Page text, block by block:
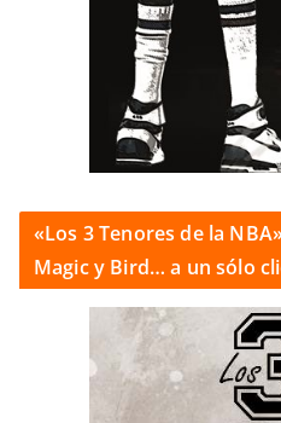
«Los 3 Tenores de la
Magic y Bird… a un sólo